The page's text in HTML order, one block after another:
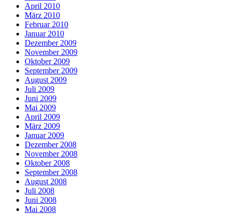
April 2010
März 2010
Februar 2010
Januar 2010
Dezember 2009
November 2009
Oktober 2009
September 2009
August 2009
Juli 2009
Juni 2009
Mai 2009
April 2009
März 2009
Januar 2009
Dezember 2008
November 2008
Oktober 2008
September 2008
August 2008
Juli 2008
Juni 2008
Mai 2008